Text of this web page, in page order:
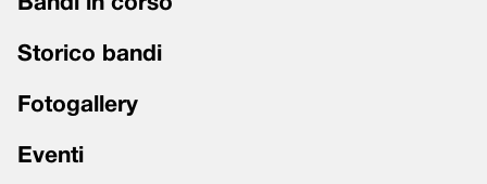
Storico bandi
Fotogallery
Eventi